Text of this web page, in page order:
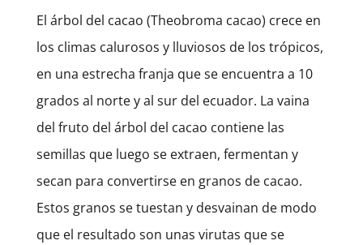
El árbol del cacao (Theobroma cacao) crece en
los climas calurosos y lluviosos de los trópicos,
en una estrecha franja que se encuentra a 10
grados al norte y al sur del ecuador. La vaina
del fruto del árbol del cacao contiene las
semillas que luego se extraen, fermentan y
secan para convertirse en granos de cacao.
Estos granos se tuestan y desvainan de modo
que el resultado son unas virutas que se